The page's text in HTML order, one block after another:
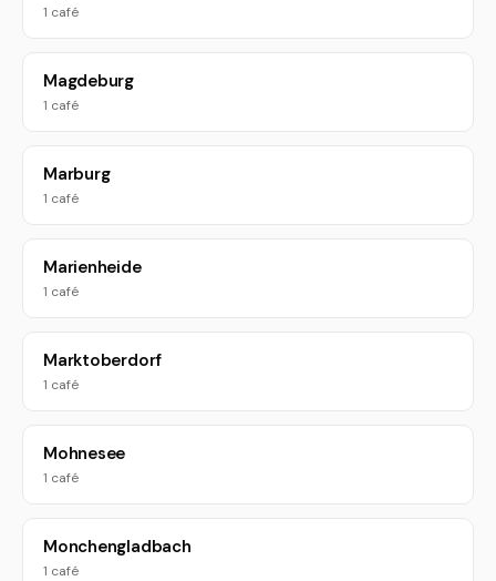
1 café
Magdeburg
1 café
Marburg
1 café
Marienheide
1 café
Marktoberdorf
1 café
Mohnesee
1 café
Monchengladbach
1 café